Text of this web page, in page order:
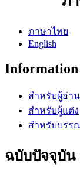
ภาษาไทย
English
Information
สำหรับผู้อ่าน
สำหรับผู้แต่ง
สำหรับบรร
ฉบับปัจจุบัน